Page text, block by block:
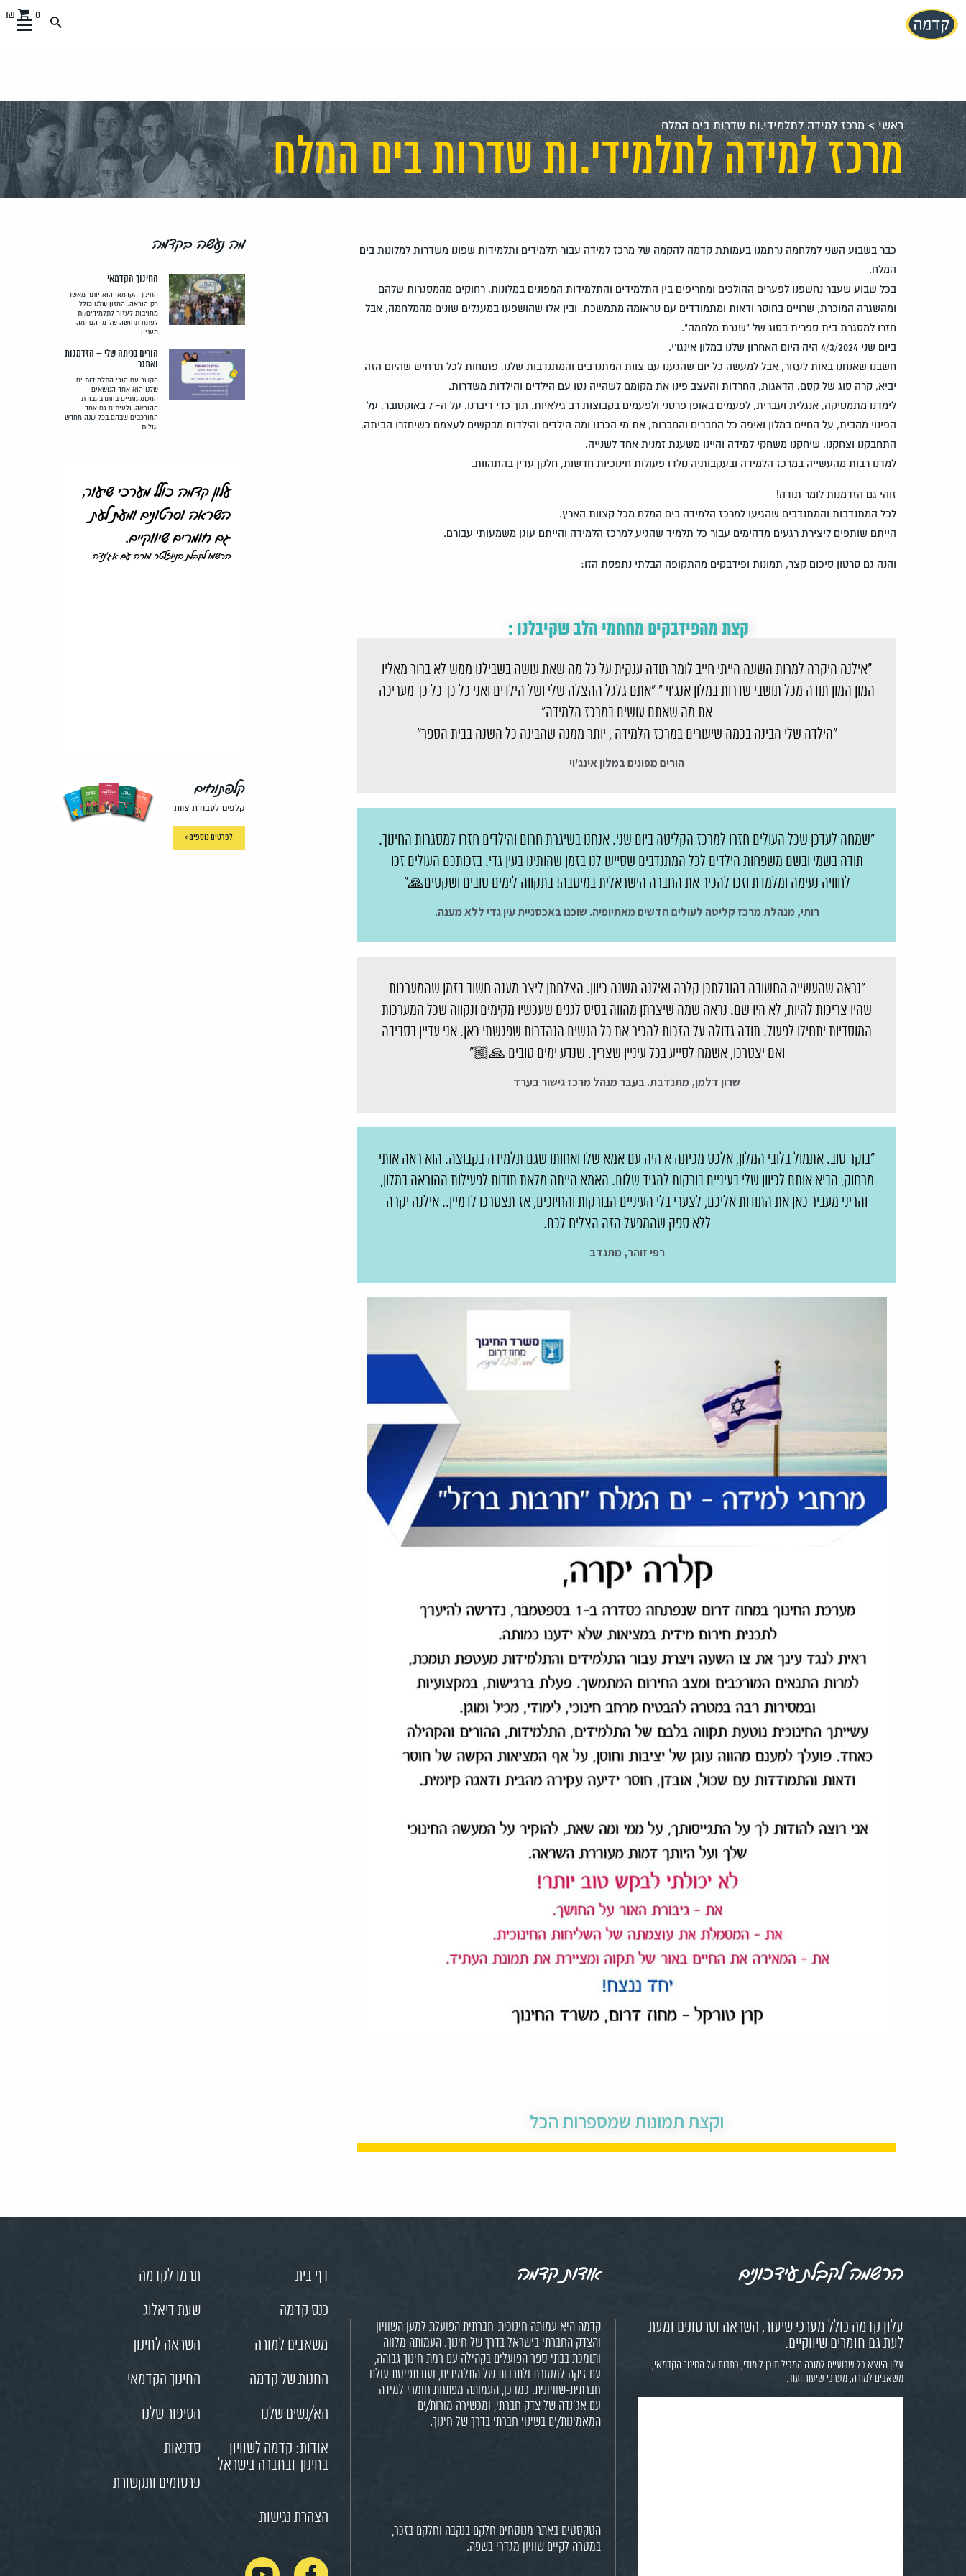
עבור
אל
0 ₪
ראשי>מרכז למידה לתלמידי.ות שדרות בים המלח
מרכז למידה לתלמידי.ות שדרות בים המלח
כבר בשבוע השני למלחמה נרתמנו בעמותת קדמה להקמה של מרכז למידה עבור תלמידים ותלמידות שפונו משדרות למלונות בים
המלח.
בכל שבוע שעבר נחשפנו לפערים ההולכים ומחריפים בין התלמידים והתלמידות המפונים במלונות, רחוקים מהמסגרות שלהם
ומהשגרה המוכרת, שרויים בחוסר ודאות ומתמודדים עם טראומה מתמשכת, ובין אלו שהושפעו במעגלים שונים מהמלחמה, אבל
חזרו למסגרת בית ספרית בסוג של "שגרת מלחמה".
ביום שני 4/3/2024 היה היום האחרון שלנו במלון אינגו'י.
חשבנו שאנחנו באות לעזור, אבל למעשה כל יום שהגענו עם צוות המתנדבים והמתנדבות שלנו, פתוחות לכל תרחיש שהיום הזה
יביא, קרה סוג של קסם. הדאגות, החרדות והעצב פינו את מקומם לשהייה נטו עם הילדים והילדות משדרות.
לימדנו מתמטיקה, אנגלית ועברית, לפעמים באופן פרטני ולפעמים בקבוצות רב גילאיות. תוך כדי דיברנו. על ה- 7 באוקטובר, על
הפינוי מהבית, על החיים במלון ואיפה כל החברים והחברות, את מי הכרנו ומה הילדים והילדות מבקשים לעצמם כשיחזרו הביתה.
התחבקנו וצחקנו, שיחקנו משחקי למידה והיינו משענת זמנית אחד לשנייה.
למדנו רבות מהעשייה במרכז הלמידה ובעקבותיה נולדו פעולות חינוכיות חדשות, חלקן עדין בהתהוות.
זוהי גם הזדמנות לומר תודה!
לכל המתנדבות והמתנדבים שהגיעו למרכז הלמידה בים המלח מכל קצוות הארץ.
הייתם שותפים ליצירת רגעים מדהימים עבור כל תלמיד שהגיע למרכז הלמידה והייתם עוגן משמעותי עבורם.
והנה גם סרטון סיכום קצר, תמונות ופידבקים מהתקופה הבלתי נתפסת הזו:
קצת מהפידבקים מחחמי הלב שקיבלנו :
"אילנה היקרה למרות השעה הייתי חייב לומר תודה ענקית על כל מה שאת עושה בשבילנו ממש לא ברור מאליו
המון המון תודה מכל תושבי שדרות במלון אנג'וי " "אתם גלגל ההצלה שלי ושל הילדים ואני כל כך כל כך מעריכה
את מה שאתם עושים במרכז הלמידה"
"הילדה שלי הבינה בכמה שיעורים במרכז הלמידה , יותר ממנה שהבינה כל השנה בבית הספר"
הורים מפונים במלון אינג'וי
"שמחה לעדכן שכל העולים חזרו למרכז הקליטה ביום שני. אנחנו בשיגרת חרום והילדים חזרו למסגרות החינוך.
תודה בשמי ובשם משפחות הילדים לכל המתנדבים שסייעו לנו בזמן שהותינו בעין גדי. בזכותכם העולים זכו
לחוויה נעימה ומלמדת וזכו להכיר את החברה הישראלית במיטבה! בתקווה לימים טובים ושקטים🙏"
רותי, מנהלת מרכז קליטה לעולים חדשים מאתיופיה. שוכנו באכסניית עין גדי ללא מענה.
"נראה שהעשייה החשובה בהובלתכן קלרה ואילנה משנה כיוון. הצלחתן ליצר מענה חשוב בזמן שהמערכות
שהיו צריכות להיות, לא היו שם. נראה שמה שיצרתן מהווה בסיס לגנים שעכשיו מקימים ונקווה שכל המערכות
המוסדיות יתחילו לפעול. תודה גדולה על הזכות להכיר את כל הנשים הנהדרות שפגשתי כאן. אני עדיין בסביבה
ואם יצטרכו, אשמח לסייע בכל עיניין שצריך. שנדע ימים טובים 🙏🏼"
שרון דלמן, מתנדבת. בעבר מנהל מרכז גישור בערד
"בוקר טוב. אתמול בלובי המלון, אלכס מכיתה א היה עם אמא שלו ואחותו שגם תלמידה בקבוצה. הוא ראה אותי
מרחוק, הביא אותם לכיוון שלי בעיניים בורקות להגיד שלום. האמא הייתה מלאת תודות לפעילות ההוראה במלון,
והריני מעביר כאן את התודות אליכם, לצערי בלי העיניים הבורקות והחיוכים, אז תצטרכו לדמיין.. אילנה יקרה
ללא ספק שהמפעל הזה הצליח לכם.
רפי זוהר, מתנדב
וקצת תמונות שמספרות הכל
מה נעשה בקדמה
החינוך הקדמאי
החינוך הקדמאי הוא יותר מאשר
רק הוראה. החזון שלנו כולל
מחויבות לעזור לתלמידים/ות
לפתח תחושה של מי הם ומה
מעניין
הורים בכיתה שלי – הזדמנות
ואתגר
הקשר עם הורי התלמידות.ים
שלנו הוא אחד הנושאים
המשמעותיים ביותרבעבודת
ההוראה, ולעיתים גם אחד
המורכבים שבהם.בכל שנה מחדש
עולות
עלון קדמה כולל מערכי שיעור,
השראה וסרטונים ומעת לעת
גם חומרים שיווקיים.
הרשמו לקבלת הניוזלטר מורה עם אג'נדה
קלפתוחים
קלפים לעבודת צוות
לפרטים נוספים >
הרשמה לקבלת עידכונים
עלון קדמה כולל מערכי שיעור, השראה וסרטונים ומעת
לעת גם חומרים שיווקיים.
עלון היוצא כל שבועיים למורה המכיל תוכן לימודי, כתבות על החינוך הקדמאי,
משאבים למורה, מערכי שיעור ועוד.
אודות קדמה
קדמה היא עמותה חינוכית-חברתית הפועלת למען השוויון
והצדק החברתי בישראל בדרך של חינוך. העמותה מלווה
ותומכת בבתי ספר הפועלים בקהילה עם רמת חינוך גבוהה,
עם זיקה למסורת ולתרבות של התלמידים, ועם תפיסת עולם
חברתית-שוויונית. כמו כן, העמותה מפתחת חומרי למידה
עם אג'נדה של צדק חברתי, ומכשירה מורות/ים
המאמינות/ים בשינוי חברתי בדרך של חינוך.
הטקסטים באתר מנוסחים חלקם בנקבה וחלקם בזכר,
במטרה לקיים שוויון מגדרי בשפה.
דף בית
תרמו לקדמה
כנס קדמה
שעת דיאלוג
משאבים למורה
השראה לחינוך
החנות של קדמה
החינוך הקדמאי
הא/נשים שלנו
הסיפור שלנו
אודות: קדמה לשוויון
בחינוך ובחברה בישראל
סדנאות
פרסומים ותקשורת
הצהרת נגישות